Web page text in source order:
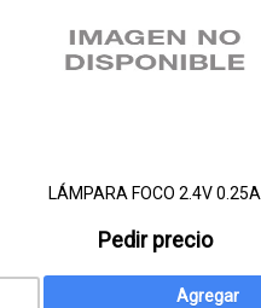
LÁMPARA FOCO 2.4V 0.25A
Pedir precio